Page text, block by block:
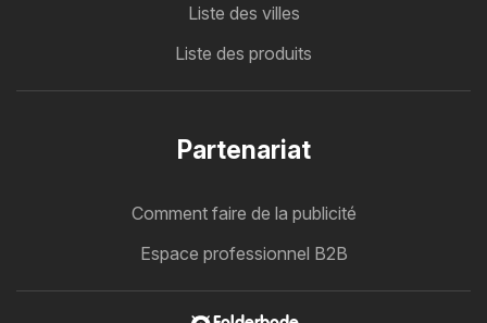
Liste des villes
Liste des produits
Partenariat
Comment faire de la publicité
Espace professionnel B2B